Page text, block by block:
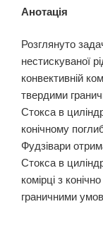
Анотація
Розглянуто
нестискуваної
конвективній
твердими
Стокса в
конічному
Фудзівари
Стокса в
комірці з
граничними